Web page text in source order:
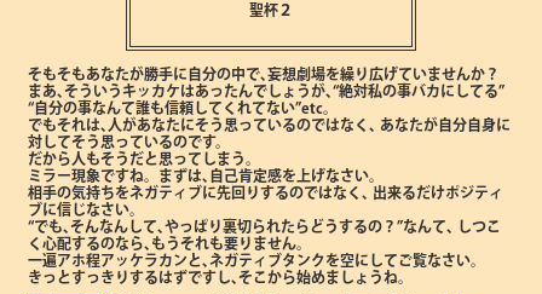
聖杯２
そもそもあなたが勝手に自分の中で､妄想劇場を繰り広げていませんか？
まあ､そういうキッカケはあったんでしょうが､“絶対私の事バカにしてる”
“自分の事なんて誰も信頼してくれてない”etc。
でもそれは､人があなたにそう思っているのではなく､
あなたが自分自身に
対してそう思っているのです。
だから人もそうだと思ってしまう。
ミラー現象ですね。まずは､自己肯定感を上げなさい。
相手の気持ちをネガティブに先回りするのではなく､
出来るだけポジティ
ブに信じなさい。
“でも､そんなんして､やっぱり裏切られたらどうするの？”なんて､
しつこ
く心配するのなら､もうそれも要りません。
一遍アホ程アッケラカンと､ネガティブタンクを空にしてご覧なさい。
きっとすっきりするはずですし､そこから始めましょうね。